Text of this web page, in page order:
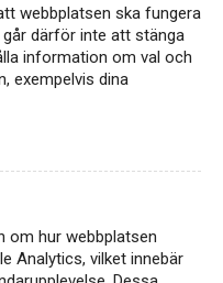
webbplatsen ska fungera
därför inte att stänga
information om val och
exempelvis dina
om hur webbplatsen
Analytics, vilket innebär